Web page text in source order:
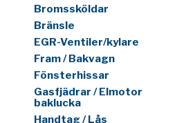
Bromssköldar
Bränsle
EGR-Ventiler/kylare
Fram / Bakvagn
Fönsterhissar
Gasfjädrar / Elmotor
baklucka
Handtag / Lås